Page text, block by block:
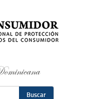
Buscar